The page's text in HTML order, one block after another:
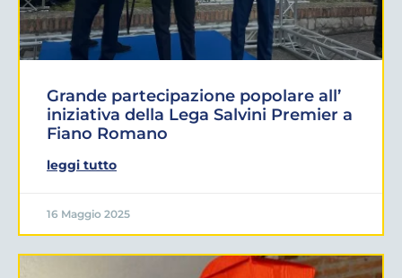
Grande partecipazione popolare all’
iniziativa della Lega Salvini Premier a
Fiano Romano
leggi tutto
16 Maggio 2025